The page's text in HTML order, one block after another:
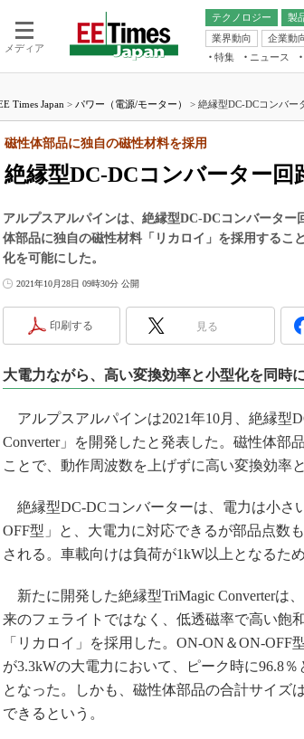
メディア
テクノロジー 製
電池／エネルギー
アナログ
マイコン
業界動向
企業動
特集 ニュース
福田昭のデバイス通信
湯之上隆のナノフォーカ
大山聡の業界スコープ
リタイア直前エンジニ
学漂流記
この10年で起こったこ
製品分解で探るアジアの
光伝送技術を知る
“異端児エンジニア”が
改革、執念の180日
JASA発IoT通信
IHSアナリスト「未来展
「英語に愛されないエン
電子ブックレッ
Times Japan > パワー（電源/モーター） > 絶縁型DC-DCコンバー
絶縁型DC-DCコンバーター回
磁性体部品に独自の磁性材料を採用
アルプスアルパインは、絶縁型DC-DCコンバータ
体部品に独自の磁性材料「リカロイ」を採用するこ
化を可能にした。
2021年10月28日 09時30分 公開
印刷する 見る
大電力ながら、高い変換効率と小型化を同時
アルプスアルパインは2021年10月、絶縁型
Converter」を開発したと発表した。磁性体部
ことで、動作周波数を上げずに高い変換効率
絶縁型DC-DCコンバーターは、電力は小さ
OFF型」と、大電力に対応できるが部品点数
される。車載向けは負荷が1kW以上となるた
新たに開発した絶縁型TriMagic Converterは
来のフェライトではなく、低透磁率で高い飽
「リカロイ」を採用した。ON-ON＆ON-
が3.3kWの大電力において、ピーク時に96.8
となった。しかも、磁性体部品の合計サイズ
できるという。